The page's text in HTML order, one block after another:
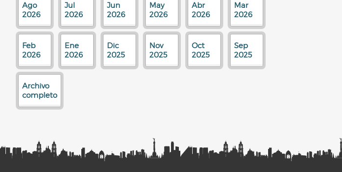
Ago
2026
Jul
2026
Jun
2026
May
2026
Abr
2026
Mar
2026
Feb
2026
Ene
2026
Dic
2025
Nov
2025
Oct
2025
Sep
2025
Archivo
completo